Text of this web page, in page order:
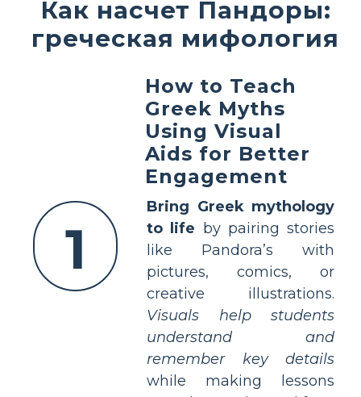
Как насчет Пандоры:
греческая мифология
1
How to Teach
Greek Myths
Using Visual
Aids for Better
Engagement
Bring Greek mythology
to life by pairing stories
like Pandora’s with
pictures, comics, or
creative illustrations.
Visuals help students
understand and
remember key details
while making lessons